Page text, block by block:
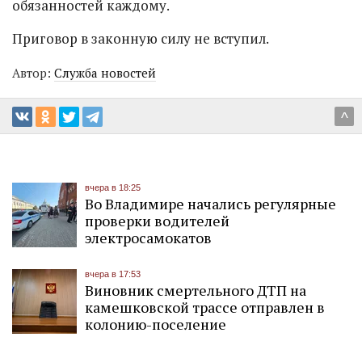
обязанностей каждому.
Приговор в законную силу не вступил.
Автор: Служба новостей
^
вчера в 18:25
Во Владимире начались регулярные
проверки водителей
электросамокатов
вчера в 17:53
Виновник смертельного ДТП на
камешковской трассе отправлен в
колонию-поселение